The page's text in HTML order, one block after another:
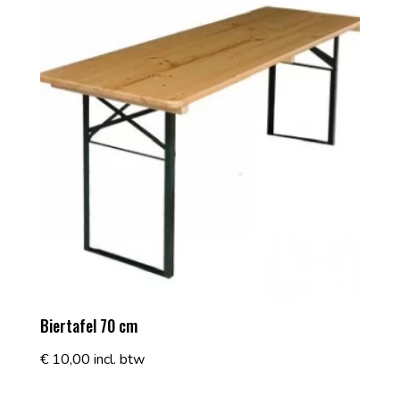
Biertafel 70 cm
€10,00 incl. btw